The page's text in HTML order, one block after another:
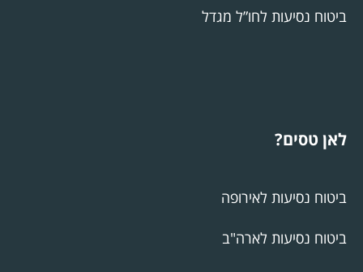
ביטוח נסיעות לחו”ל מגדל
לאן טסים?
ביטוח נסיעות לאירופה
ביטוח נסיעות לארה"ב